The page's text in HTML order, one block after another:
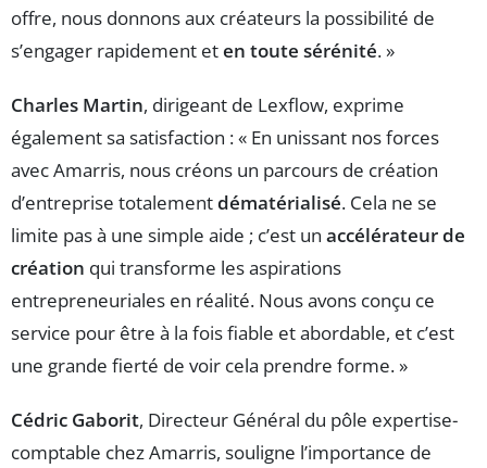
offre, nous donnons aux créateurs la possibilité de
s’engager rapidement eten toute sérénité. »
Charles Martin, dirigeant de Lexflow, exprime
également sa satisfaction : « En unissant nos forces
avec Amarris, nous créons un parcours de création
d’entreprise totalementdématérialisé. Cela ne se
limite pas à une simple aide ; c’est un accélérateur de
création qui transforme les aspirations
entrepreneuriales en réalité. Nous avons conçu ce
service pour être à la fois fiable et abordable, et c’est
une grande fierté de voir cela prendre forme. »
Cédric Gaborit, Directeur Général du pôle expertise-
comptable chez Amarris, souligne l’importance de